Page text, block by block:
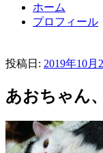
ホーム
プロフィール
投稿日: 2019年10月
あおちゃん